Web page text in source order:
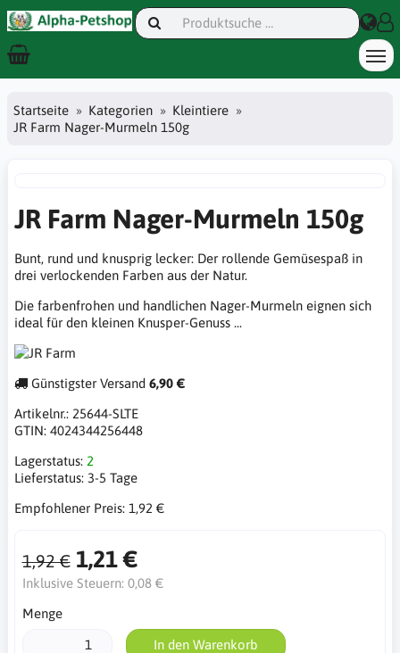
Startseite Kategorien
Kleintiere
JR Farm Nager-Murmeln 150g
JR Farm Nager-Murmeln 150g
Bunt, rund und knusprig lecker: Der rollende Gemüsespaß in
drei verlockenden Farben aus der Natur.
Die farbenfrohen und handlichen Nager-Murmeln eignen sich
ideal für den kleinen Knusper-Genuss ...
Günstigster Versand 6,90 €
Artikelnr.: 25644-SLTE
GTIN: 4024344256448
Lagerstatus: 2
Lieferstatus: 3-5 Tage
Empfohlener Preis: 1,92 €
1,92 € 1,21 €
Inklusive Steuern: 0,08 €
Menge
In den Warenkorb